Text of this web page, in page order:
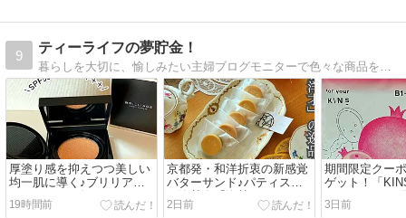
9
ティーライフの夢貯金！
厚塗り感を抑えつつ美しい
均一肌に導く♪ブリリアー
ジュ ライトヴェール クッ
ションファンデーション
19時間前
京都発・和洋折衷の新感覚
バターサンド♪パティスリ
ー洛甘舎「洛甘バターサン
ド」
2日前
期間限定クー
ゲット！「
PROTEIN（
ン）」
3日前